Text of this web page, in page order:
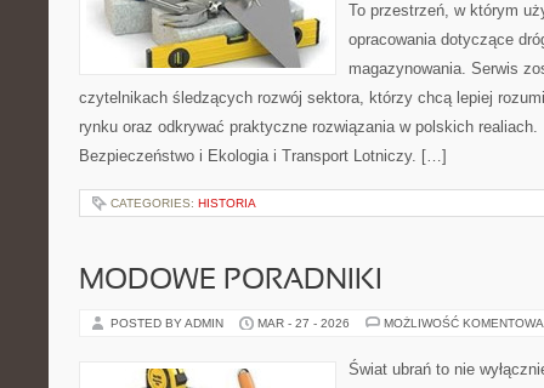
To przestrzeń, w którym
opracowania dotyczące
magazynowania. Serwis
czytelnikach śledzących rozwój sektora, którzy chcą lepiej
rynku oraz odkrywać praktyczne rozwiązania w polskich
Bezpieczeństwo i Ekologia i Transport Lotniczy. […]
CATEGORIES: HISTORIA
MODOWE PORADNIKI
POSTED BY ADMIN MAR - 27 - 2026 MOŻLIWOŚĆ
Świat ubrań to nie